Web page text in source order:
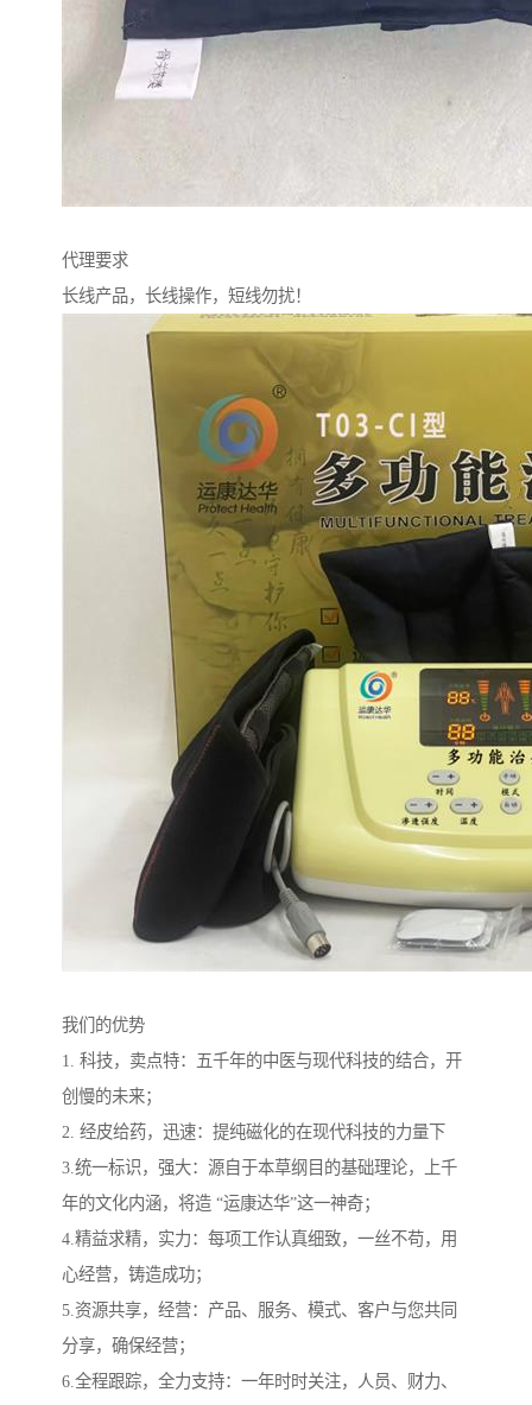
代理要求
长线产品，长线操作，短线勿扰！
我们的优势
1. 科技，卖点特：五千年的中医与现代科技的结合，开
创慢的未来；
2. 经皮给药，迅速：提纯磁化的在现代科技的力量下
3.统一标识，强大：源自于本草纲目的基础理论，上千
年的文化内涵，将造 “运康达华”这一神奇；
4.精益求精，实力：每项工作认真细致，一丝不苟，用
心经营，铸造成功；
5.资源共享，经营：产品、服务、模式、客户与您共同
分享，确保经营；
6.全程跟踪，全力支持：一年时时关注，人员、财力、